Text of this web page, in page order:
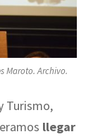
Maroto. Archivo.
Turismo,
llegar